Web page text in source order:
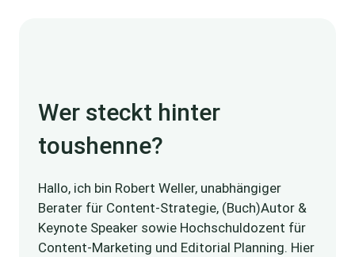
Wer steckt hinter
toushenne?
Hallo, ich bin Robert Weller, unabhängiger
Berater für Content-Strategie, (Buch)Autor &
Keynote Speaker sowie Hochschuldozent für
Content-Marketing und Editorial Planning. Hier